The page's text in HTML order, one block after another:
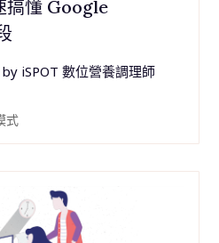
搞懂 Google
by iSPOT 數位營養調理師
式